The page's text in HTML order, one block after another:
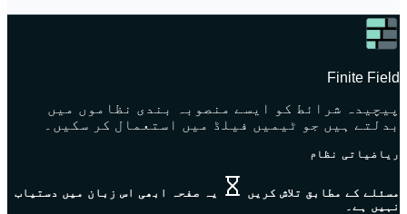
Finite Field
پیچیدہ شرائط کو ایسے منصوبہ بندی نظاموں میں
بدلتے ہیں جو ٹیمیں فیلڈ میں استعمال کر سکیں۔
ریاضیاتی نظام
مسئلے کے مطابق تلاش کریں
یہ صفحہ ابھی اس زبان میں دستیاب
نہیں ہے۔